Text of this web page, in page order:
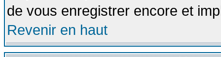
de vous enregistrer encore et
Revenir en haut